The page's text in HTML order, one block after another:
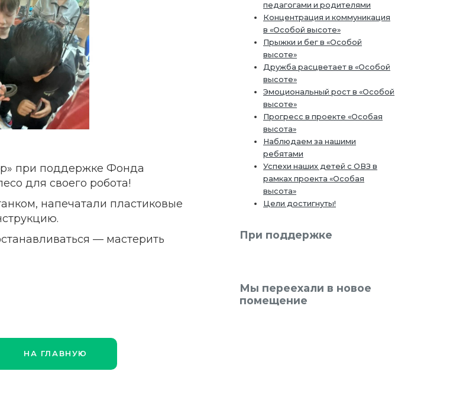
при поддержке Фонда
для своего робота!
напечатали пластиковые
— мастерить
педагогами и родителями
Концентрация и коммуникация
в «Особой высоте»
Прыжки и бег в «Особой
высоте»
Дружба расцветает в «Особой
высоте»
Эмоциональный рост в «Особой
высоте»
Прогресс в проекте «Особая
высота»
Наблюдаем за нашими
ребятами
Успехи наших детей с ОВЗ в
рамках проекта «Особая
высота»
Цели достигнуты!
При поддержке
Мы переехали в новое
помещение
НА ГЛАВНУЮ